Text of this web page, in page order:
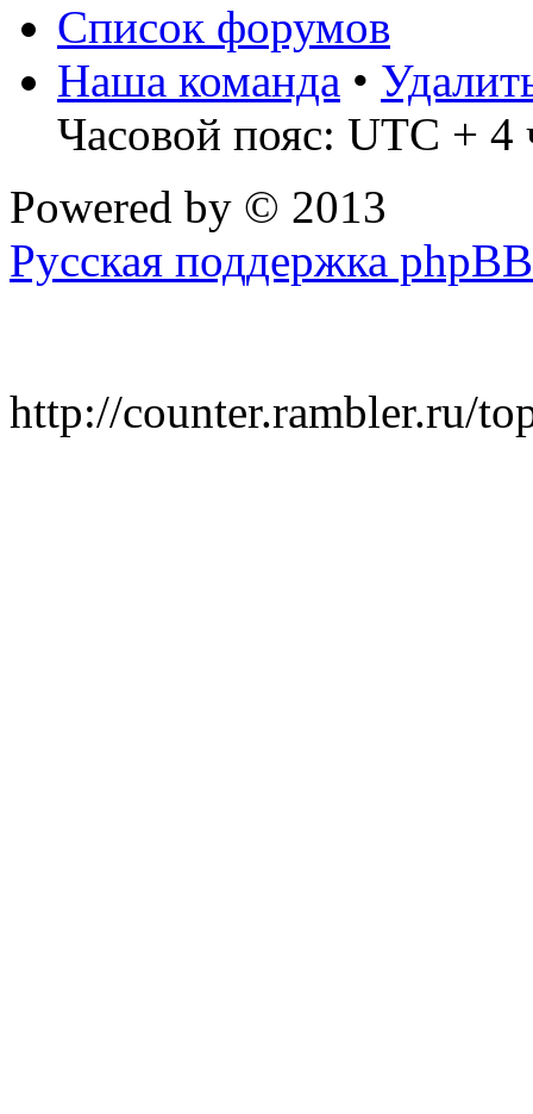
Список форумов
Наша команда •
Часовой пояс: UTC + 4
Powered by © 2013
Русская поддержка phpBB
http://counter.rambler.ru/